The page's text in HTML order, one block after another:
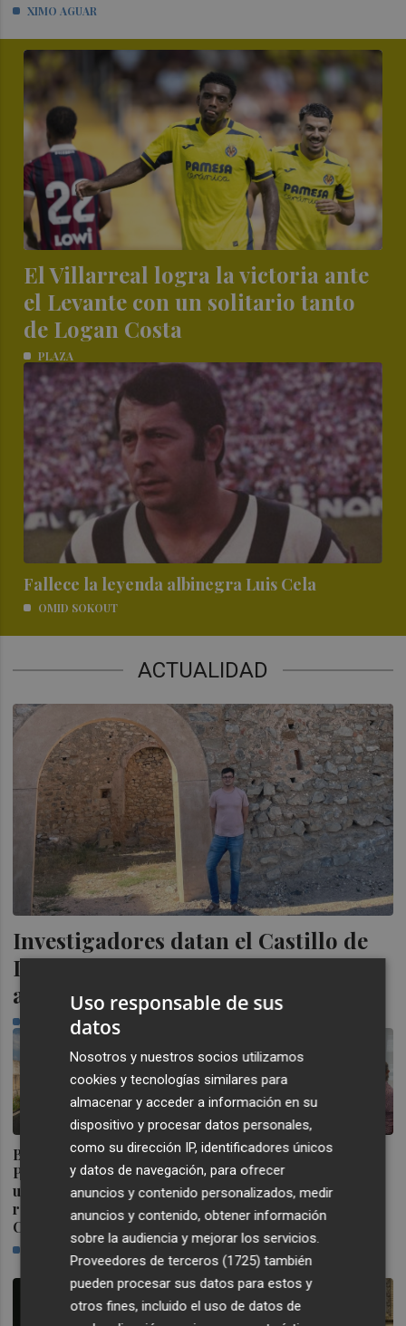
XIMO AGUAR
El Villarreal logra la victoria ante
el Levante con un solitario tanto
de Logan Costa
PLAZA
Fallece la leyenda albinegra Luis Cela
OMID SOKOUT
ACTUALIDAD
Investigadores datan el Castillo de
La Villa de El Toro en el siglo XIII y
acreditan su origen cristiano
Burriana decidirá en el
Pleno si destina cerca de
un millón a la
remodelación integral del
Camí Fondo
Vila-real inicia los
trabajos para elaborar su
primer Plan Municipal de
Igualdad de
Oportunidades
Uso responsable de sus
datos
Nosotros y nuestros socios utilizamos
cookies y tecnologías similares para
almacenar y acceder a información en su
dispositivo y procesar datos personales,
como su dirección IP, identificadores únicos
y datos de navegación, para ofrecer
anuncios y contenido personalizados, medir
anuncios y contenido, obtener información
sobre la audiencia y mejorar los servicios.
Proveedores de terceros (1725) también
pueden procesar sus datos para estos y
otros fines, incluido el uso de datos de